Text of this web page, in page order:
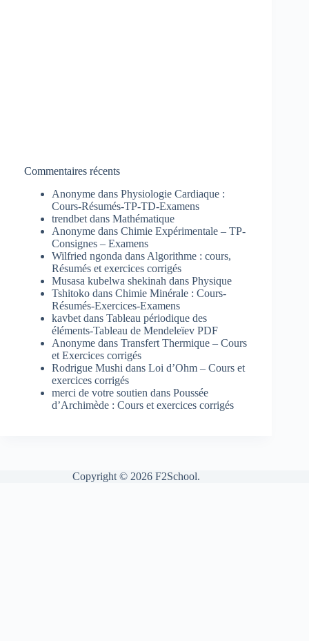
Commentaires récents
Anonyme dans Physiologie Cardiaque :
Cours-Résumés-TP-TD-Examens
trendbet dans Mathématique
Anonyme dans Chimie Expérimentale – TP-
Consignes – Examens
Wilfried ngonda dans Algorithme : cours,
Résumés et exercices corrigés
Musasa kubelwa shekinah dans Physique
Tshitoko dans Chimie Minérale : Cours-
Résumés-Exercices-Examens
kavbet dans Tableau périodique des
éléments-Tableau de Mendeleïev PDF
Anonyme dans Transfert Thermique – Cours
et Exercices corrigés
Rodrigue Mushi dans Loi d’Ohm – Cours et
exercices corrigés
merci de votre soutien dans Poussée
d’Archimède : Cours et exercices corrigés
Copyright © 2026 F2School.